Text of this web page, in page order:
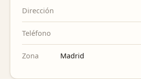
Dirección
Teléfono
Zona Madrid